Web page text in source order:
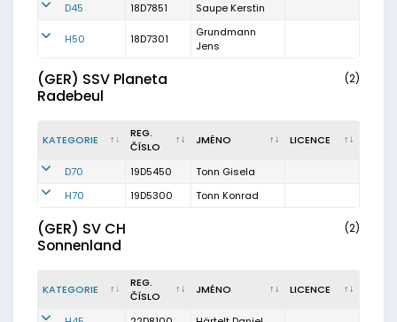
D45 18D7851 Saupe Kerstin
H50 18D7301
Grundmann
Jens
(GER) SSV Planeta
Radebeul
(2)
KATEGORIE
REG.
ČÍSLO
JMÉNO LICENCE
D70 19D5450
Tonn Gisela
H70
19D5300 Tonn Konrad
(GER) SV CH
Sonnenland
(2)
KATEGORIE
REG.
ČÍSLO
JMÉNO LICENCE